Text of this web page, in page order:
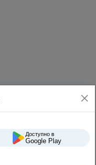
Доступно в
Google Play